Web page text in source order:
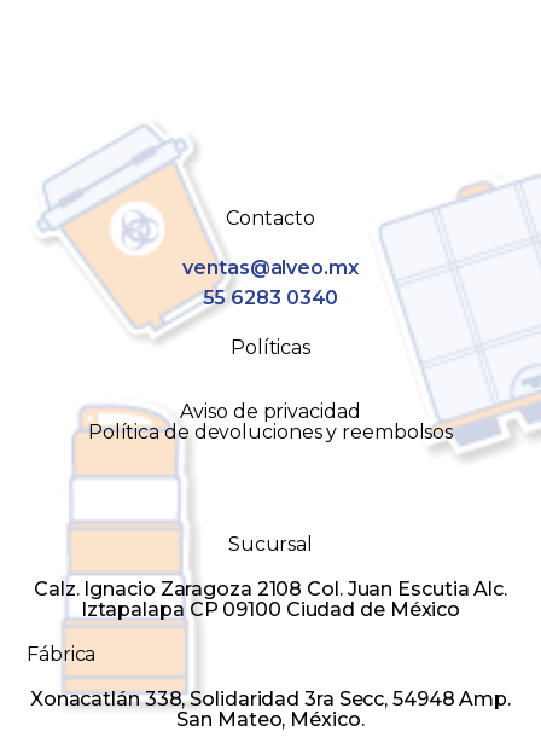
Contacto
ventas@alveo.mx
55 6283 0340
Políticas
Aviso de privacidad
Política de devoluciones y reembolsos
Sucursal
Calz. Ignacio Zaragoza 2108 Col. Juan Escutia Alc.
Iztapalapa CP 09100 Ciudad de México
Fábrica
Xonacatlán 338, Solidaridad 3ra Secc, 54948 Amp.
San Mateo, México.